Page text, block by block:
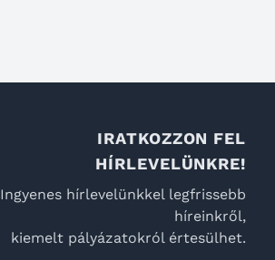
IRATKOZZON FEL
HÍRLEVELÜNKRE!
Ingyenes hírlevelünkkel legfrissebb
híreinkről,
kiemelt pályázatokról értesülhet.